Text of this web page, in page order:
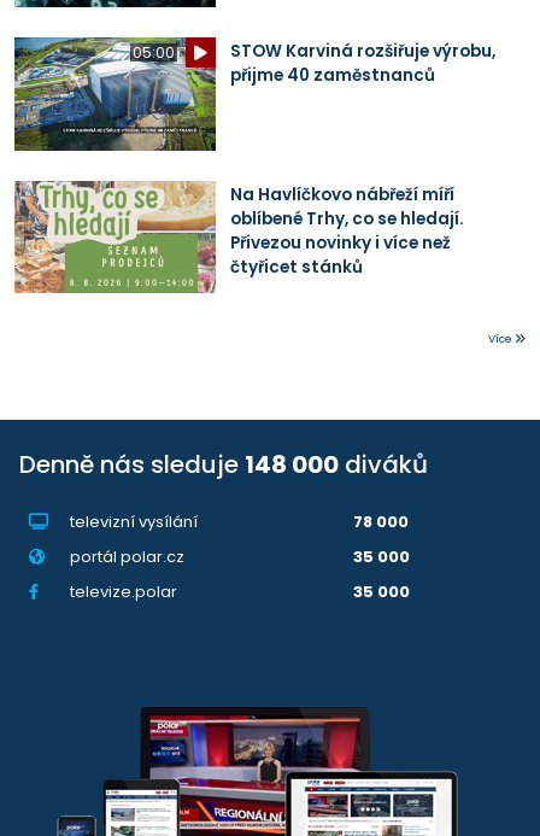
05:00
STOW Karviná rozšiřuje výrobu,
přijme 40 zaměstnanců
Na Havlíčkovo nábřeží míří
oblíbené Trhy, co se hledají.
Přivezou novinky i více než
čtyřicet stánků
Více
Denně nás sleduje 148 000 diváků
televizní vysílání
78 000
portál polar.cz
35 000
televize.polar
35 000